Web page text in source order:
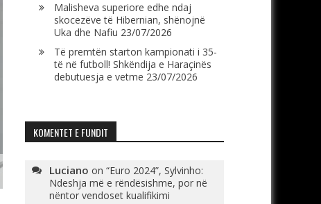
Malisheva superiore edhe ndaj
skocezëve të Hibernian, shënojnë
Uka dhe Nafiu 23/07/2026
Të premtën starton kampionati i 35-
të në futboll! Shkëndija e Haraçinës
debutuesja e vetme 23/07/2026
KOMENTET E FUNDIT
Luciano on “Euro 2024”, Sylvinho:
Ndeshja më e rëndësishme, por në
nëntor vendoset kualifikimi